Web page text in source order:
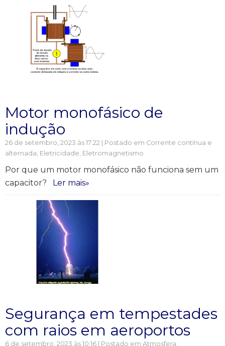
Motor monofásico de
indução
26 de setembro, 2023 às 17:22 | Postado em Corrente contínua e
alternada, Eletricidade, Eletromagnetismo
Por que um motor monofásico não funciona sem um
capacitor? Ler mais»
Segurança em tempestades
com raios em aeroportos
6 de setembro, 2023 às 10:16 | Postado em Atmosfera,